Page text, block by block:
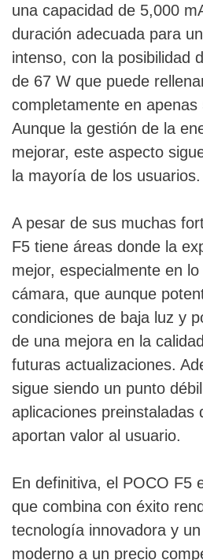
una capacidad de 5,000
duración adecuada para
intenso, con la posibilidad
de 67 W que puede
completamente en apenas
Aunque la gestión de la
mejorar, este aspecto
la mayoría de los usuarios.
A pesar de sus muchas
F5 tiene áreas donde la
mejor, especialmente en
cámara, que aunque
condiciones de baja luz y
de una mejora en la
futuras actualizaciones.
sigue siendo un punto
aplicaciones preinstaladas
aportan valor al usuario.
En definitiva, el POCO F5
que combina con éxito
tecnología innovadora y
moderno a un precio